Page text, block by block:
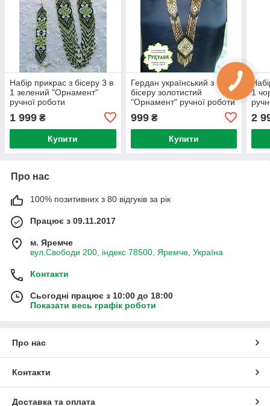
Набір прикрас з бісеру 3 в
1 зелений "Орнамент"
ручної роботи
1 999 ₴
Купити
Гердан український з
бісеру золотистий
"Орнамент" ручної роботи
999₴
Купити
1
2
Про нас
100% позитивних з 80 відгуків за рік
Працює з 09.11.2017
м. Яремче
вул.Свободи 200, індекс 78500, Яремче, Україна
Контакти
Сьогодні працює з 10:00 до 18:00
Показати весь графік роботи
Про нас
Контакти
Доставка та оплата